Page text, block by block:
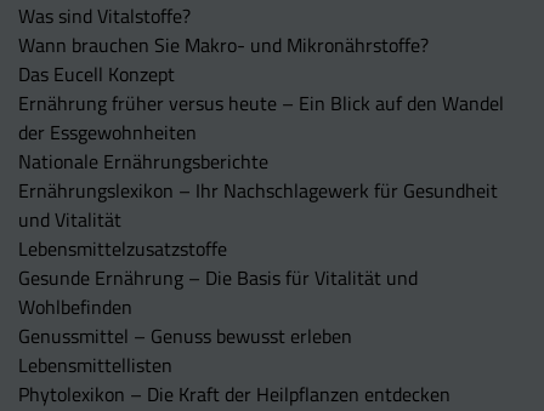
Was sind Vitalstoffe?
Wann brauchen Sie Makro- und Mikronährstoffe?
Das Eucell Konzept
Ernährung früher versus heute – Ein Blick auf den Wandel
der Essgewohnheiten
Nationale Ernährungsberichte
Ernährungslexikon – Ihr Nachschlagewerk für Gesundheit
und Vitalität
Lebensmittelzusatzstoffe
Gesunde Ernährung – Die Basis für Vitalität und
Wohlbefinden
Genussmittel – Genuss bewusst erleben
Lebensmittellisten
Phytolexikon – Die Kraft der Heilpflanzen entdecken